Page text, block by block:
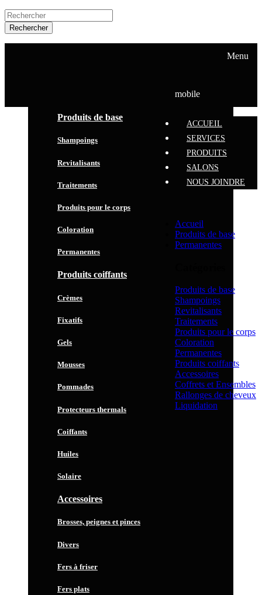
Rechercher
Produits de base
Shampoings
Revitalisants
Traitements
Produits pour le corps
Coloration
Permanentes
Produits coiffants
Crèmes
Fixatifs
Gels
Mousses
Pommades
Protecteurs thermals
Coiffants
Huiles
Solaire
Accessoires
Brosses, peignes et pinces
Divers
Fers à friser
Fers plats
Menu
mobile
ACCUEIL
SERVICES
PRODUITS
SALONS
NOUS JOINDRE
Accueil
Produits de base
Permanentes
Produits de base
Shampoings
Revitalisants
Traitements
Produits pour le corps
Coloration
Permanentes
Produits coiffants
Accessoires
Coffrets et Ensembles
Rallonges de cheveux
Liquidation